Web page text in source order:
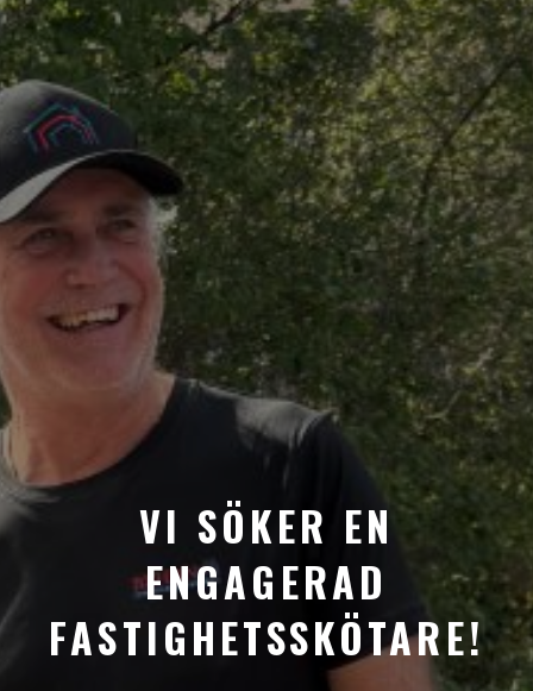
VI SÖKER EN
ENGAGERAD
FASTIGHETSSKÖTARE!